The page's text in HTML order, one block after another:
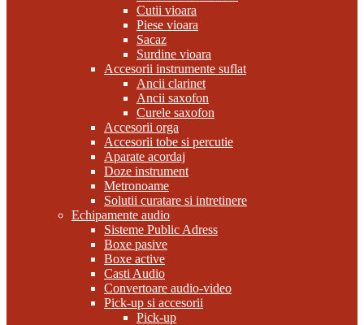
Cutii vioara
Piese vioara
Sacaz
Surdine vioara
Accesorii instrumente suflat
Ancii clarinet
Ancii saxofon
Curele saxofon
Accesorii orga
Accesorii tobe si percutie
Aparate acordaj
Doze instrument
Metronoame
Solutii curatare si intretinere
Echipamente audio
Sisteme Public Adress
Boxe pasive
Boxe active
Casti Audio
Convertoare audio-video
Pick-up si accesorii
Pick-up